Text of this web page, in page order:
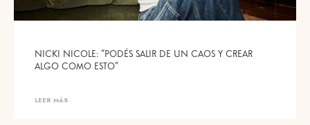
NICKI NICOLE: “PODÉS SALIR DE UN CAOS Y CREAR
ALGO COMO ESTO”
LEER MÁS